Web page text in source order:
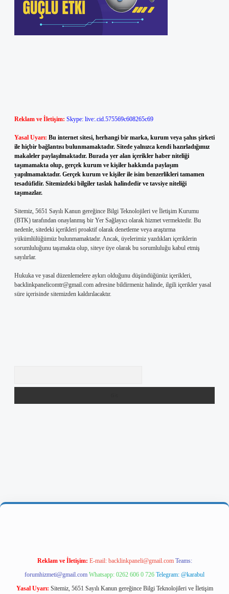
Reklam ve İletişim: Skype: live:.cid.575569c608265c69
Yasal Uyarı: Bu internet sitesi, herhangi bir marka, kurum veya şahıs şirketi
ile hiçbir bağlantısı bulunmamaktadır. Sitede yalnızca kendi hazırladığımız
makaleler paylaşılmaktadır. Burada yer alan içerikler haber niteliği
taşımamakta olup, gerçek kurum ve kişiler hakkında paylaşım
yapılmamaktadır. Gerçek kurum ve kişiler ile isim benzerlikleri tamamen
tesadüfidir. Sitemizdeki bilgiler taslak halindedir ve tavsiye niteliği
taşımazlar.
Sitemiz, 5651 Sayılı Kanun gereğince Bilgi Teknolojileri ve İletişim Kurumu
(BTK) tarafından onaylanmış bir Yer Sağlayıcı olarak hizmet vermektedir. Bu
nedenle, sitedeki içerikleri proaktif olarak denetleme veya araştırma
yükümlülüğümüz bulunmamaktadır. Ancak, üyelerimiz yazdıkları içeriklerin
sorumluluğunu taşımakta olup, siteye üye olarak bu sorumluluğu kabul etmiş
sayılırlar.
Hukuka ve yasal düzenlemelere aykırı olduğunu düşündüğünüz içerikleri,
backlinkpanelicomtr@gmail.com adresine bildirmeniz halinde, ilgili içerikler yasal
süre içerisinde sitemizden kaldırılacaktır.
Reklam ve İletişim: E-mail: backlinkpaneli@gmail.com Teams:
forumhizmeti@gmail.com Whatsapp: 0262 606 0 726 Telegram: @karabul
Yasal Uyarı: Sitemiz, 5651 Sayılı Kanun gereğince Bilgi Teknolojileri ve İletişim